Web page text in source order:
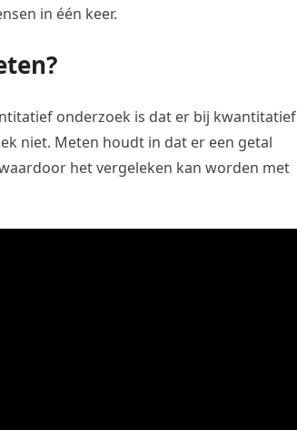
in één keer.
onderzoek is dat er bij kwantitatief
niet. Meten houdt in dat er een getal
het vergeleken kan worden met